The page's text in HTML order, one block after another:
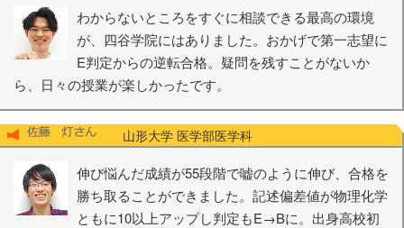
わからないところをすぐに相談できる最高の環境
が、四谷学院にはありました。おかげで第一志望に
E判定からの逆転合格。疑問を残すことがないか
ら、日々の授業が楽しかったです。
山形大学 医学部医学科
伸び悩んだ成績が55段階で嘘のように伸び、合格を
勝ち取ることができました。記述偏差値が物理化学
ともに10以上アップし判定もE→Bに。出身高校初